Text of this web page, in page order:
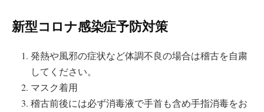
新型コロナ感染症予防対策
発熱や風邪の症状など体調不良の場合は稽古を自粛
してください。
マスク着用
稽古前後には必ず消毒液で手首も含め手指消毒をお